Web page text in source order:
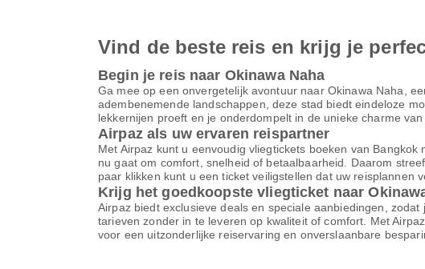
Vind de beste reis en krijg je
Begin je reis naar Okinawa Naha
Ga mee op een onvergetelijk avontuur naar Okinawa Naha,
adembenemende landschappen, deze stad biedt eindeloze
lekkernijen proeft en je onderdompelt in de unieke charme
Airpaz als uw ervaren reispartner
Met Airpaz kunt u eenvoudig vliegtickets boeken van
nu gaat om comfort, snelheid of betaalbaarheid. Daarom
paar klikken kunt u een ticket veiligstellen dat uw reisplannen
Krijg het goedkoopste vliegticket naar
Airpaz biedt exclusieve deals en speciale aanbiedingen,
tarieven zonder in te leveren op kwaliteit of comfort. Met
voor een uitzonderlijke reiservaring en onverslaanbare